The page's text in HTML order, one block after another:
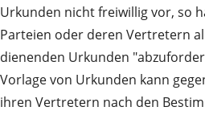
Urkunden nicht freiwillig vor, so
Parteien oder deren Vertretern
dienenden Urkunden
Vorlage von Urkunden kann
ihren Vertretern nach den